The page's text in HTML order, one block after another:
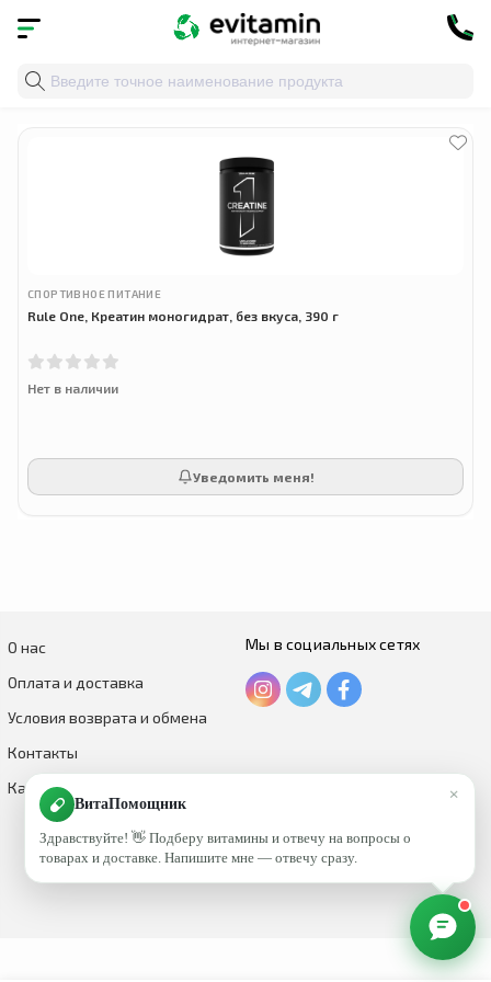
Главная » спортивный креатин
СПОРТИВНОЕ ПИТАНИЕ
Rule One, Креатин моногидрат, без вкуса, 390 г
Нет в наличии
Уведомить меня!
О нас
Оплата и доставка
Условия возврата и обмена
Контакты
Каталог по брендам
Мы в социальных сетях
×
ВитаПомощник
Здравствуйте! 👋 Подберу витамины и отвечу на вопросы о
товарах и доставке. Напишите мне — отвечу сразу.